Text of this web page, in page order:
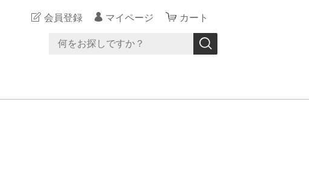
会員登録 マイページ カート